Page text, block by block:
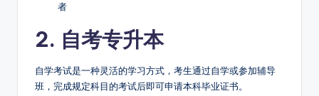
者
2. 自考专升本
自学考试是一种灵活的学习方式，考生通过自学或参加辅导
班，完成规定科目的考试后即可申请本科毕业证书。